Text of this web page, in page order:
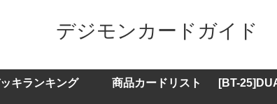
デジモンカードガイド
キランキング 商品カードリスト